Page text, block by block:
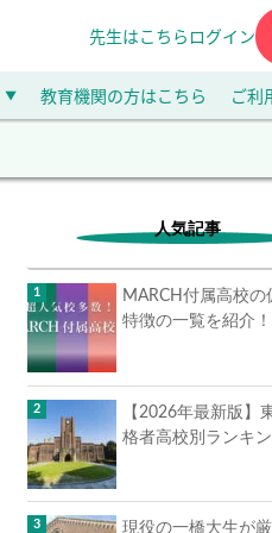
先生はこちら ログイン
▼ 教育機関の方はこちら ご利
人気記事
MARCH付属高校の
特徴の一覧を紹介
【2026年最新版】
格者高校別ランキン
現役の一橋大生が